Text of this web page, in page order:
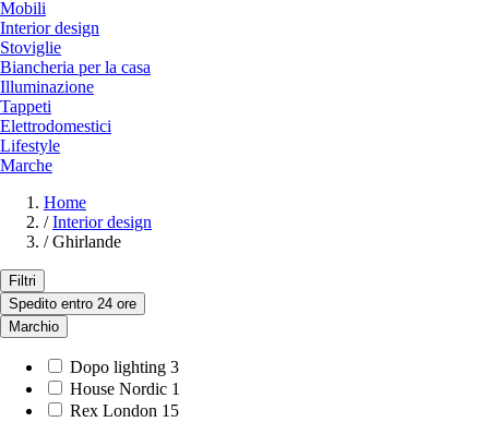
Mobili
Interior design
Stoviglie
Biancheria per la casa
Illuminazione
Tappeti
Elettrodomestici
Lifestyle
Marche
Home
/ Interior design
/ Ghirlande
Filtri
Spedito entro 24 ore
Marchio
Dopo lighting 3
House Nordic 1
Rex London 15